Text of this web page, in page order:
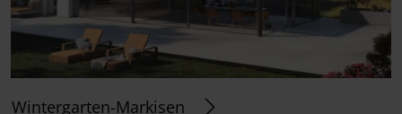
Wintergarten-Markisen